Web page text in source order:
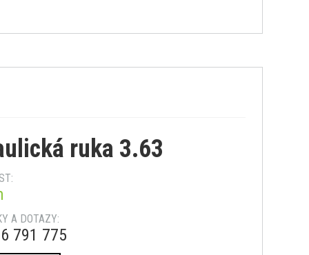
ruka 3.63
A DOTAZY:
791 775